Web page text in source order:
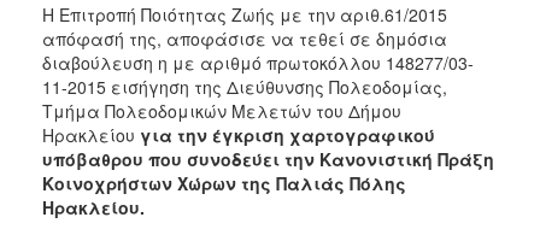
Η Επιτροπή Ποιότητας Ζωής με την αριθ.61/2015
απόφασή της, αποφάσισε να τεθεί σε δημόσια
διαβούλευση η με αριθμό πρωτοκόλλου 148277/03-
11-2015 εισήγηση της Διεύθυνσης Πολεοδομίας,
Τμήμα Πολεοδομικών Μελετών του Δήμου
Ηρακλείου για την έγκριση χαρτογραφικού
υπόβαθρου που συνοδεύει την Κανονιστική Πράξη
Κοινοχρήστων Χώρων της Παλιάς Πόλης
Ηρακλείου.